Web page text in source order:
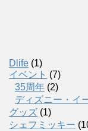
Dlife (1)
イベント (7)
35周年 (2)
ディズニー・イ
グッズ (1)
シェフミッキー